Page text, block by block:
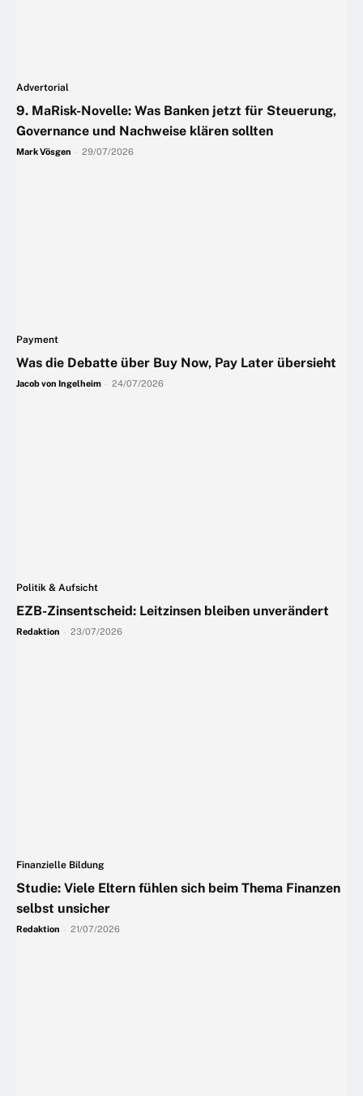
Advertorial
9. MaRisk-Novelle: Was Banken jetzt für Steuerung,
Governance und Nachweise klären sollten
Mark Vösgen 29/07/2026
Payment
Was die Debatte über Buy Now, Pay Later übersieht
Jacob von Ingelheim 24/07/2026
Politik & Aufsicht
EZB-Zinsentscheid: Leitzinsen bleiben unverändert
Redaktion 23/07/2026
Finanzielle Bildung
Studie: Viele Eltern fühlen sich beim Thema Finanzen
selbst unsicher
Redaktion 21/07/2026